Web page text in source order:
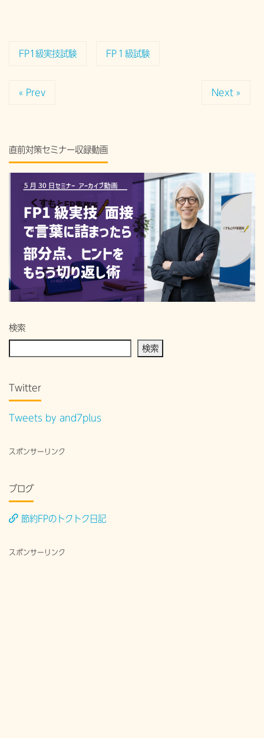
FP1級実技試験 FP１級試験
« Prev Next »
直前対策セミナー収録動画
検索
検索
Twitter
Tweets by and7plus
スポンサーリンク
ブログ
節約FPのトクトク日記
スポンサーリンク